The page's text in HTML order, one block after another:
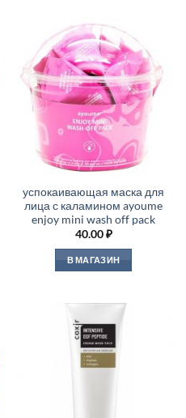
успокаивающая маска для
лица с каламином ayoume
enjoy mini wash off pack
40.00₽
В МАГАЗИН